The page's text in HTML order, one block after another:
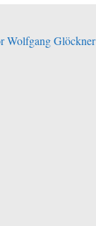
Wolfgang Glöckner